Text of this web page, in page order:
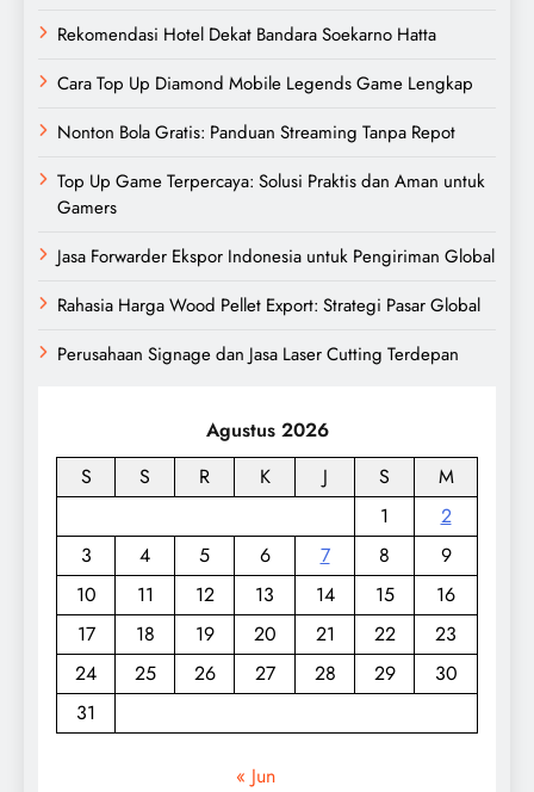
Rekomendasi Hotel Dekat Bandara Soekarno Hatta
Cara Top Up Diamond Mobile Legends Game Lengkap
Nonton Bola Gratis: Panduan Streaming Tanpa Repot
Top Up Game Terpercaya: Solusi Praktis dan Aman untuk
Gamers
Jasa Forwarder Ekspor Indonesia untuk Pengiriman Global
Rahasia Harga Wood Pellet Export: Strategi Pasar Global
Perusahaan Signage dan Jasa Laser Cutting Terdepan
Agustus 2026
S
S R K J S
M
1
2
3
4 5 6 7 8
9
10
11 12 13 14 15
16
17
18 19 20 21 22
23
24
25 26 27 28 29
30
31
« Jun